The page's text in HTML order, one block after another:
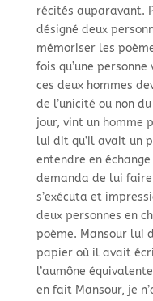
récités auparavant.
désigné deux
mémoriser les
fois qu’une
ces deux hommes
de l’unicité ou non
jour, vint un homme
lui dit qu’il avait un
entendre en
demanda de lui
s’exécuta et
deux personnes en
poème. Mansour lui
papier où il avait
l’aumône
en fait Mansour, je